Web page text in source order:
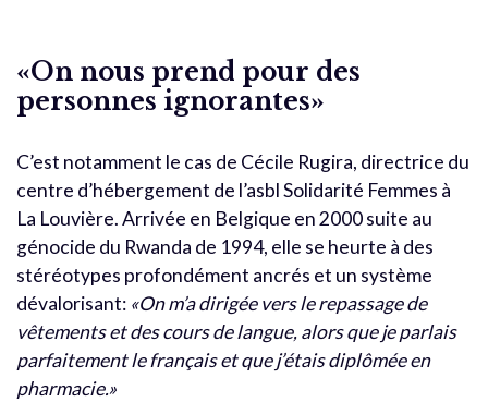
«On nous prend pour des
personnes ignorantes»
C’est notamment le cas de Cécile Rugira, directrice du
centre d’hébergement de l’asbl Solidarité Femmes à
La Louvière. Arrivée en Belgique en 2000 suite au
génocide du Rwanda de 1994, elle se heurte à des
stéréotypes profondément ancrés et un système
dévalorisant: «On m’a dirigée vers le repassage de
vêtements et des cours de langue, alors que je parlais
parfaitement le français et que j’étais diplômée en
pharmacie.»